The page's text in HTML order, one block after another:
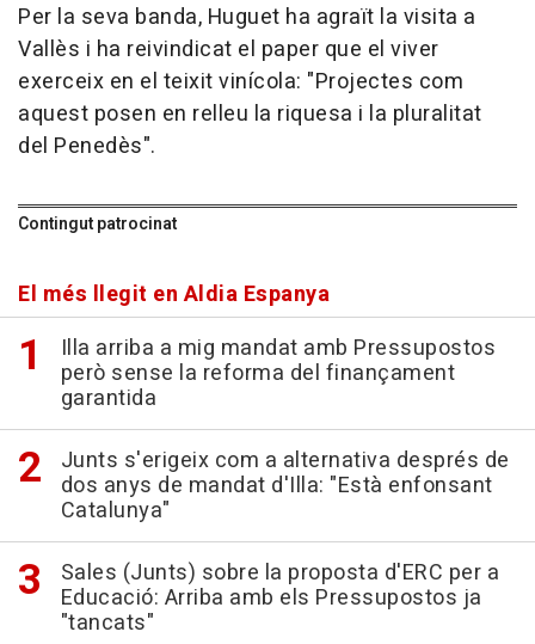
Per la seva banda, Huguet ha agraït la visita a
Vallès i ha reivindicat el paper que el viver
exerceix en el teixit vinícola: "Projectes com
aquest posen en relleu la riquesa i la pluralitat
del Penedès".
Contingut patrocinat
El més llegit en Aldia Espanya
Illa arriba a mig mandat amb Pressupostos
però sense la reforma del finançament
garantida
Junts s'erigeix com a alternativa després de
dos anys de mandat d'Illa: "Està enfonsant
Catalunya"
Sales (Junts) sobre la proposta d'ERC per a
Educació: Arriba amb els Pressupostos ja
"tancats"